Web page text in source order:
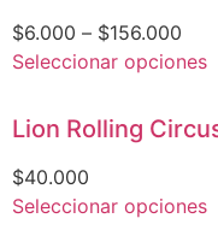
$6.000 – $156.000
Seleccionar opciones
Lion Rolling
$40.000
Seleccionar opciones